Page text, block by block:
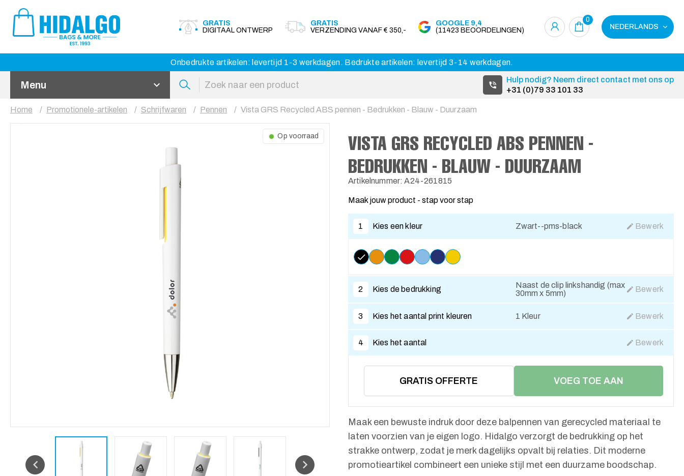
GRATIS
DIGITAAL ONTWERP
GRATIS
VERZENDING VANAF € 350,-
GOOGLE 9,4
(11423 BEOORDELINGEN)
0
NEDERLANDS
Onbedrukte artikelen: levertijd 1-3 werkdagen. Bedrukte artikelen: levertijd 3-14 werkdagen.
Menu
Hulp nodig? Neem direct contact met ons op
+31 (0)79 33 101 33
Home Promotionele-artikelen Schrijfwaren Pennen Vista GRS Recycled ABS pennen - Bedrukken - Blauw - Duurzaam
Op voorraad
VISTA GRS RECYCLED ABS PENNEN -
BEDRUKKEN - BLAUW - DUURZAAM
Artikelnummer: A24-261815
Maak jouw product - stap voor stap
1 Kies een kleur Zwart--pms-black Bewerk
2 Kies de bedrukking
Naast de clip linkshandig (max
30mm x 5mm)
Bewerk
3 Kies het aantal print kleuren 1 Kleur Bewerk
4 Kies het aantal Bewerk
GRATIS OFFERTE VOEG TOE AAN
Maak een bewuste indruk door deze balpennen van gerecycled materiaal te
laten voorzien van je eigen logo. Hidalgo verzorgt de bedrukking op het
strakke ontwerp, zodat je merk dagelijks opvalt bij relaties. Dit moderne
promotieartikel combineert een unieke stijl met een duurzame boodschap.